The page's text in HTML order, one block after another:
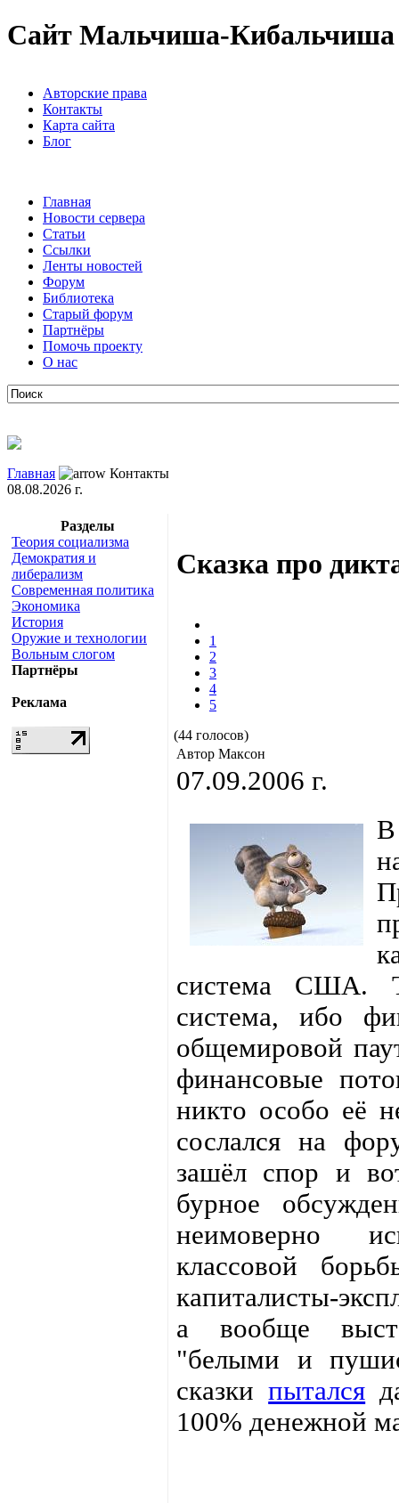
Сайт Мальчиша-Кибальчиша
Авторские права
Контакты
Карта сайта
Блог
Главная
Новости сервера
Статьи
Ссылки
Ленты новостей
Форум
Библиотека
Старый форум
Партнёры
Помочь проекту
О нас
Главная
Контакты
08.08.2026 г.
Разделы
Теория социализма
Демократия и
либерализм
Современная политика
Экономика
История
Оружие и технологии
Вольным слогом
Партнёры
Реклама
Сказка про
1
2
3
4
5
(44 голосов)
Автор Максон
07.09.2006 г.
система США.
система, ибо
общемировой
финансовые
никто особо её
сослался на
зашёл спор и
бурное
неимоверно
классовой
капиталисты-
а вообще
"белыми и
сказкипытался
100% денежной